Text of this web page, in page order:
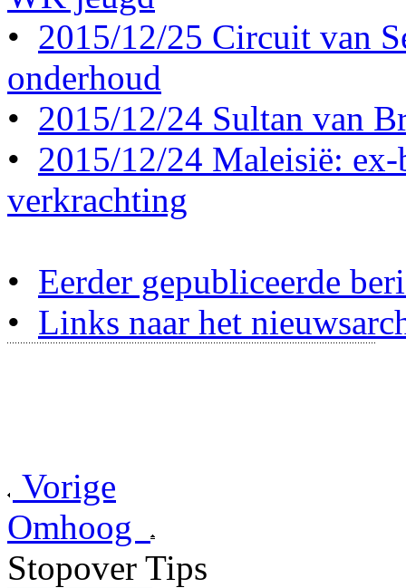
• 2015/12/25 Circuit van
onderhoud
• 2015/12/24 Sultan van
• 2015/12/24 Maleisië:
verkrachting
• Eerder gepubliceerde
• Links naar het
Vorige
Omhoog
Stopover Tips